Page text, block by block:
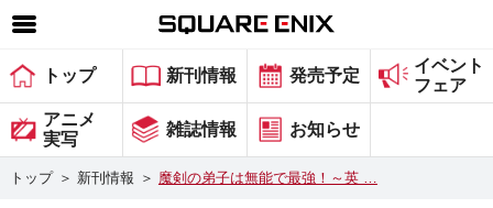
SQUARE ENIX 公式サイトメニュー
ゲーム
マガジン＆ブックス
トップ 新刊情報 発売予定
イベント
フェア
アニメ
実写
雑誌情報 お知らせ
トップ ＞ 新刊情報 ＞ 魔剣の弟子は無能で最強！～英 …